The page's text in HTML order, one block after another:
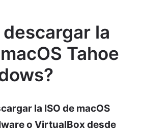
la
Tahoe
la ISO de macOS
o VirtualBox desde